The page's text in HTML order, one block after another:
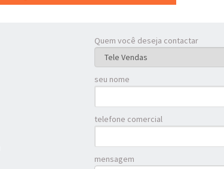
Quem você deseja contactar
seu nome
telefone comercial
mensagem